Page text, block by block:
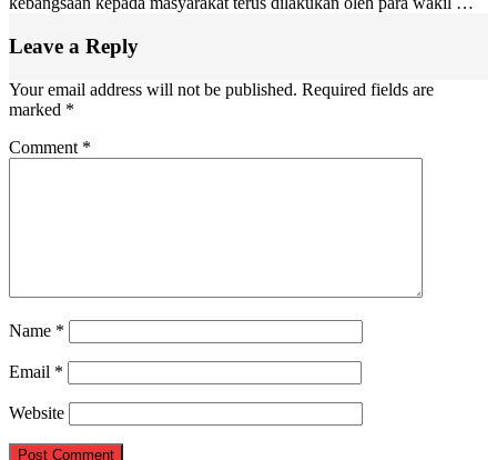
Leave a Reply
Your email address will not be published. Required fields are
marked *
Comment *
Name *
Email *
Website